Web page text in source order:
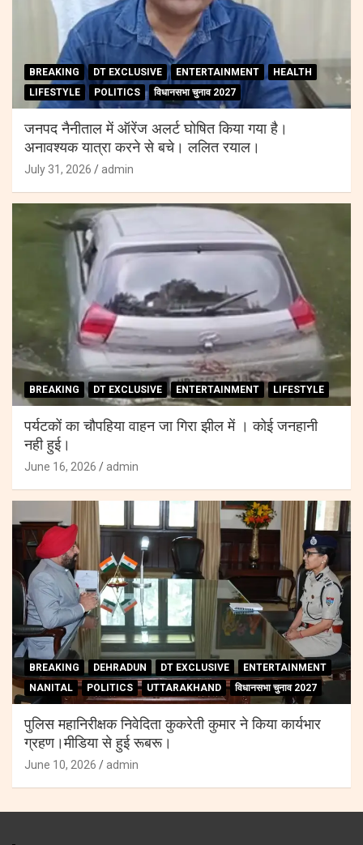
BREAKING DT EXCLUSIVE ENTERTAINMENT
HEALTH
LIFESTYLE
POLITICS विधानसभा चुनाव 2027
जनपद नैनीताल में ऑरेंज अलर्ट घोषित किया गया है।
अनावश्यक यात्रा करने से बचे। ललित रयाल।
July 31, 2026 admin
BREAKING DT EXCLUSIVE ENTERTAINMENT LIFESTYLE
पर्यटकों का चौपहिया वाहन जा गिरा झील में । कोई जनहानी
नही हुई।
June 16, 2026 admin
BREAKING DEHRADUN DT EXCLUSIVE
ENTERTAINMENT
NANITAL
POLITICS UTTARAKHAND विधानसभा चुनाव 2027
पुलिस महानिरीक्षक निवेदिता कुकरेती कुमार ने किया कार्यभार
ग्रहण।मीडिया से हुई रूबरू।
June 10, 2026 admin